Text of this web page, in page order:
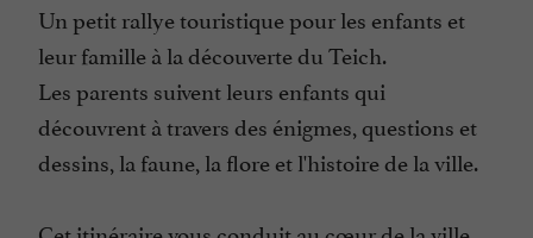
Un petit rallye touristique pour les enfants et
leur famille à la découverte du Teich.
Les parents suivent leurs enfants qui
découvrent à travers des énigmes, questions et
dessins, la faune, la flore et l'histoire de la ville.